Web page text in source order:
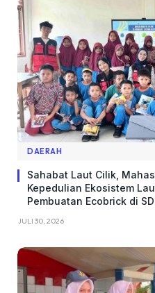
DAERAH
Sahabat Laut Cilik,
Kepedulian Ekosistem
Pembuatan Ecobrick di
JULI 30, 2026